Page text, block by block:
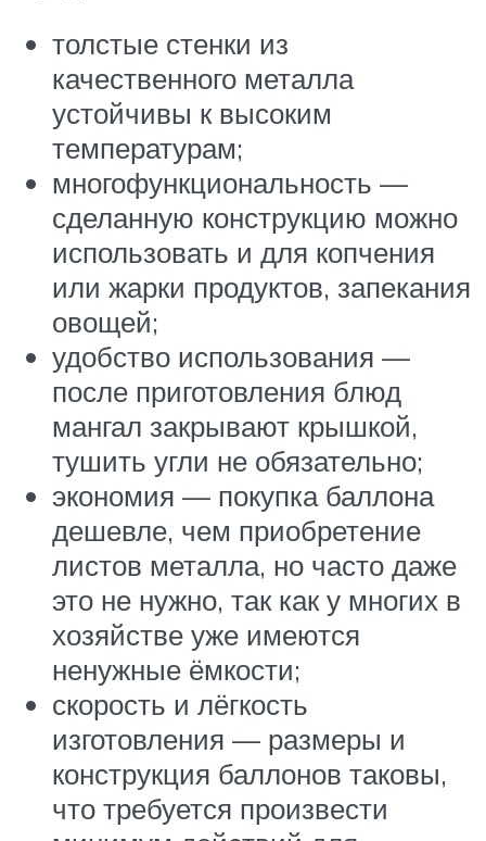
толстые стенки из
качественного металла
устойчивы к высоким
температурам;
многофункциональность —
сделанную конструкцию можно
использовать и для копчения
или жарки продуктов, запекания
овощей;
удобство использования —
после приготовления блюд
мангал закрывают крышкой,
тушить угли не обязательно;
экономия — покупка баллона
дешевле, чем приобретение
листов металла, но часто даже
это не нужно, так как у многих в
хозяйстве уже имеются
ненужные ёмкости;
скорость и лёгкость
изготовления — размеры и
конструкция баллонов таковы,
что требуется произвести